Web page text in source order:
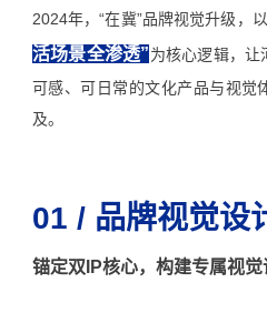
2024年，“在冀”品牌视觉升级，以
活场景全渗透”为核心逻辑，让
可感、可日常的文化产品与视觉
及。
01 / 品牌视觉设
锚定双IP核心，构建专属视觉